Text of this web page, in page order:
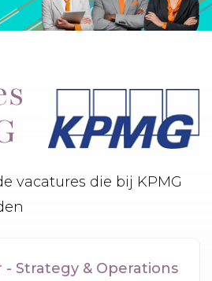
vacatures die bij KPMG
- Strategy & Operations